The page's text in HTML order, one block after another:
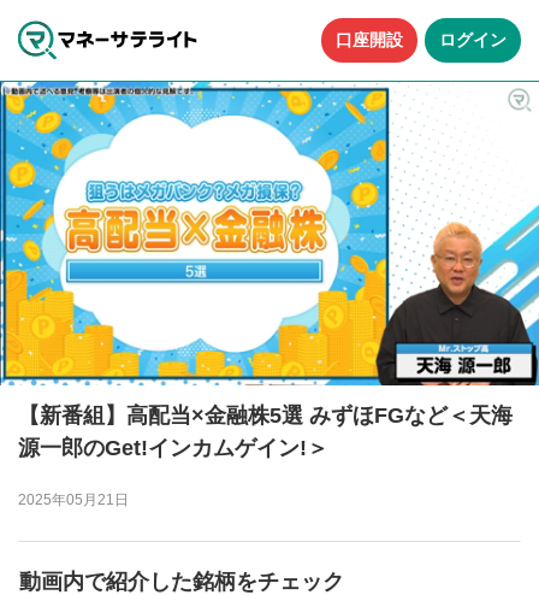
口座開設 ログイン
【新番組】高配当×金融株5選 みずほFGなど＜天海
源一郎のGet!インカムゲイン!＞
2025年05月21日
動画内で紹介した銘柄をチェック